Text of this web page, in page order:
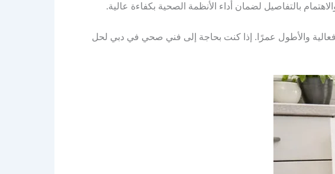
بالتفاصيل لضمان أداء الأنظمة الصحية بكفاءة عالية.
والأطول عمرًا. إذا كنت بحاجة إلى فني صحي في دبي لحل